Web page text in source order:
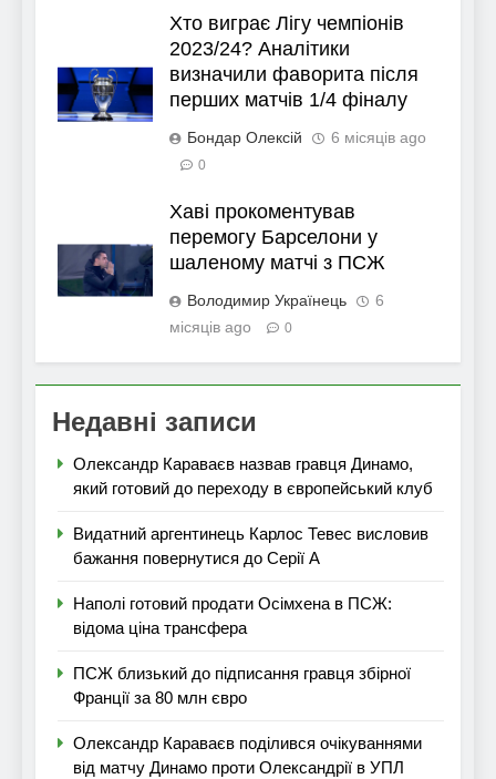
Хто виграє Лігу чемпіонів
2023/24? Аналітики
визначили фаворита після
перших матчів 1/4 фіналу
Бондар Олексій 6 місяців ago
0
Хаві прокоментував
перемогу Барселони у
шаленому матчі з ПСЖ
Володимир Українець
6
місяців ago
0
Недавні записи
Олександр Караваєв назвав гравця Динамо,
який готовий до переходу в європейський клуб
Видатний аргентинець Карлос Тевес висловив
бажання повернутися до Серії А
Наполі готовий продати Осімхена в ПСЖ:
відома ціна трансфера
ПСЖ близький до підписання гравця збірної
Франції за 80 млн євро
Олександр Караваєв поділився очікуваннями
від матчу Динамо проти Олександрії в УПЛ